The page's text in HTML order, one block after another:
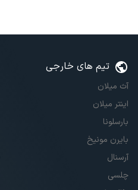
تیم های خارجی
آث میلان
اینتر میلان
بارسلونا
بایرن مونیخ
آرسنال
چلسی